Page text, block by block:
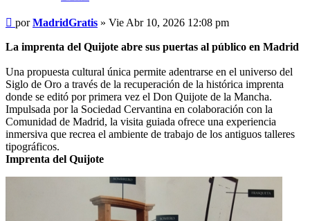
Mensaje
porMadridGratis » Vie Abr 10, 2026 12:08 pm
La imprenta del Quijote abre sus puertas al público en Madrid
Una propuesta cultural única permite adentrarse en el universo del
Siglo de Oro a través de la recuperación de la histórica imprenta
donde se editó por primera vez el Don Quijote de la Mancha.
Impulsada por la Sociedad Cervantina en colaboración con la
Comunidad de Madrid, la visita guiada ofrece una experiencia
inmersiva que recrea el ambiente de trabajo de los antiguos talleres
tipográficos.
Imprenta del Quijote